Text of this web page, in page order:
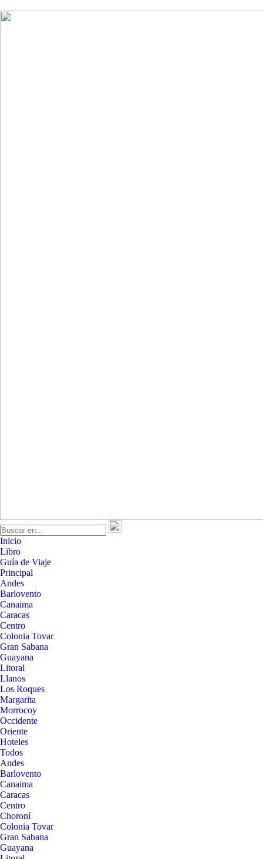
Inicio
Libro
Guía de Viaje
Principal
Andes
Barlovento
Canaima
Caracas
Centro
Colonia Tovar
Gran Sabana
Guayana
Litoral
Llanos
Los Roques
Margarita
Morrocoy
Occidente
Oriente
Hoteles
Todos
Andes
Barlovento
Canaima
Caracas
Centro
Choroní
Colonia Tovar
Gran Sabana
Guayana